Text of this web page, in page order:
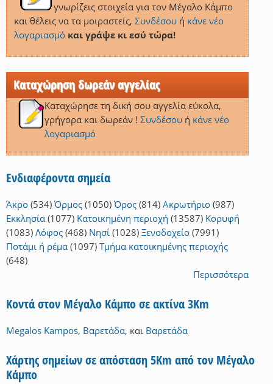
γνωρίζεις στοιχεία για τον Μέγαλο Κάμπο
και θέλεις να τα μοιραστείς, Συνδέσουή κάνε νέο
λογαριασμό και γράψε κι εσύ τώρα!
Καταχώρηση δωρεάν αγγελίας
Καταχώρησε τη δική σου αγγελία εύκολα,
γρήγορα και δωρεάν ! Συνδέσουή κάνε νέο
λογαριασμό
Ενδιαφέροντα σημεία
Άκρο (534) Όρμος (1050) Όρος (814) Ακρωτήριο (987)
Εκκλησία (1077) Κατοικημένη περιοχή (13587) Κορυφή
(1083) Λόφος (468) Νησί (1028) Ξενοδοχείο (7991)
Ποτάμι ή ρέμα (1097) Τμήμα κατοικημένης περιοχής
(648)
Περισσότερα
Κοντά στον Μέγαλο Κάμπο σε ακτίνα 3Km
Megalos Kampos, Βαρετάδα, και Βαρετάδα
Χάρτης σημείων σε απόσταση 5Km από τον Μέγαλο
Κάμπο